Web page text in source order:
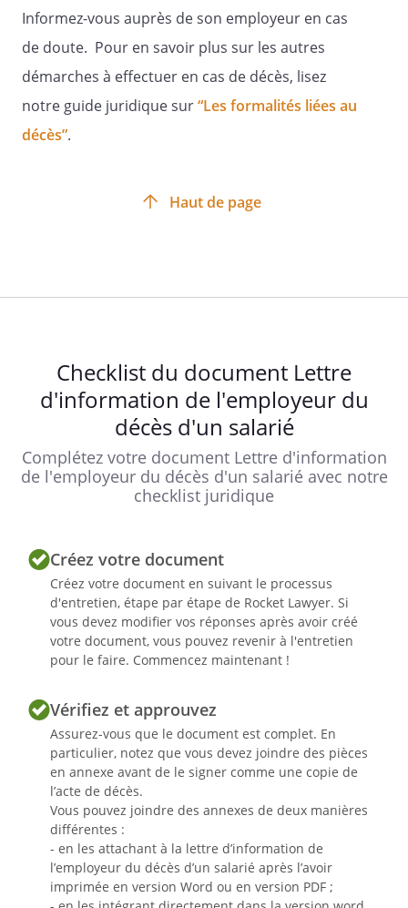
Informez-vous auprès de son employeur en cas
de doute. Pour en savoir plus sur les autres
démarches à effectuer en cas de décès, lisez
notre guide juridique sur“Les formalités liées au
décès”.
Haut de page
Checklist du document Lettre
d'information de l'employeur du
décès d'un salarié
Complétez votre document Lettre d'information
de l'employeur du décès d'un salarié avec notre
checklist juridique
Créez votre document
Créez votre document en suivant le processus
d'entretien, étape par étape de Rocket Lawyer. Si
vous devez modifier vos réponses après avoir créé
votre document, vous pouvez revenir à l'entretien
pour le faire. Commencez maintenant !
Vérifiez et approuvez
Assurez-vous que le document est complet. En
particulier, notez que vous devez joindre des pièces
en annexe avant de le signer comme une copie de
l’acte de décès.
Vous pouvez joindre des annexes de deux manières
différentes :
- en les attachant à la lettre d’information de
l’employeur du décès d’un salarié après l’avoir
imprimée en version Word ou en version PDF ;